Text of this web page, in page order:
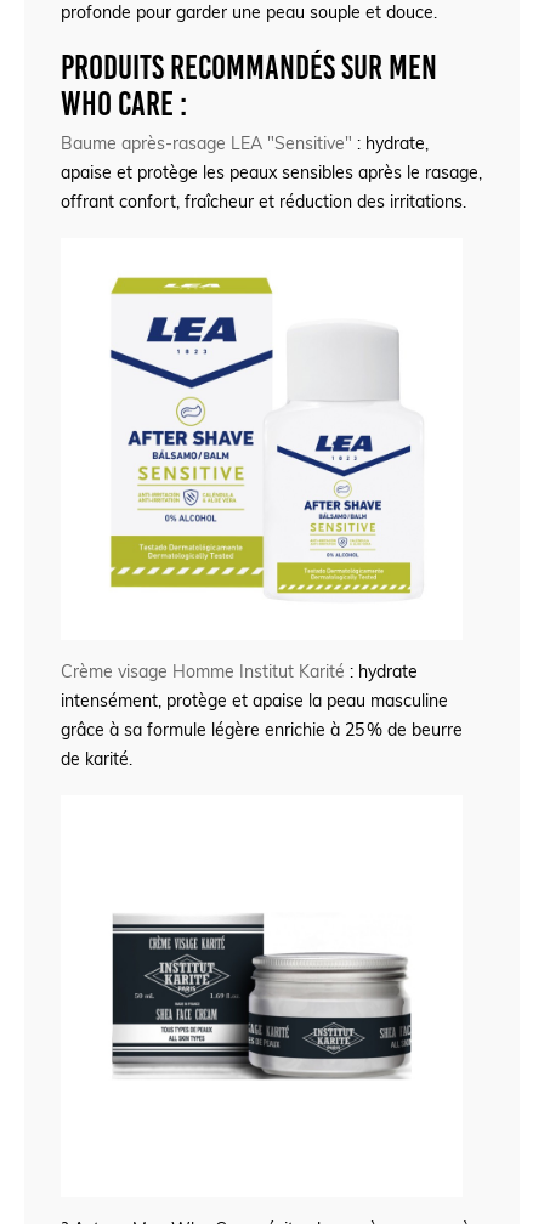
profonde pour garder une peau souple et douce.
Produits recommandés sur Men
Who Care :
Baume après-rasage LEA "Sensitive" : hydrate,
apaise et protège les peaux sensibles après le rasage,
offrant confort, fraîcheur et réduction des irritations.
Crème visage Homme Institut Karité : hydrate
intensément, protège et apaise la peau masculine
grâce à sa formule légère enrichie à 25 % de beurre
de karité.